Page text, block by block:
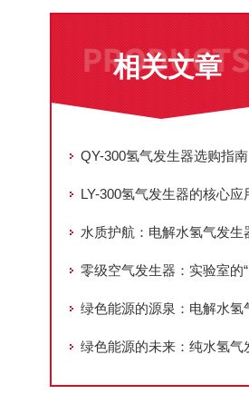
相关文章
QY-300氢气发生器选购指南